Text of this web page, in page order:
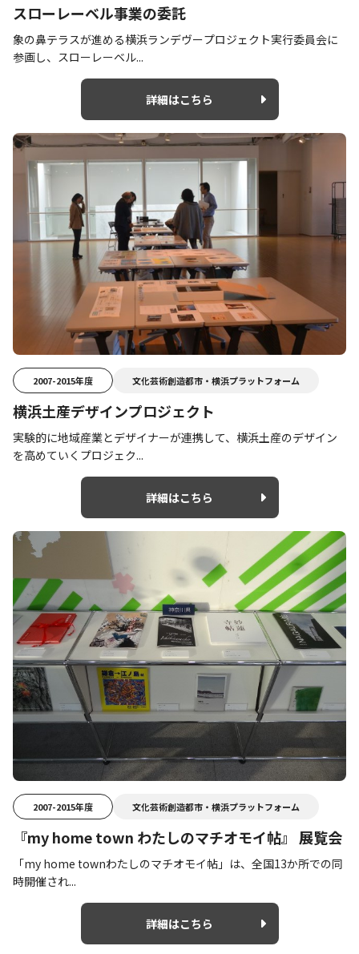
スローレーベル事業の委託
象の鼻テラスが進める横浜ランデヴープロジェクト実行委員会に
参画し、スローレーベル...
詳細はこちら
2007-2015年度 文化芸術創造都市・横浜プラットフォーム
横浜土産デザインプロジェクト
実験的に地域産業とデザイナーが連携して、横浜土産のデザイン
を高めていくプロジェク...
詳細はこちら
2007-2015年度 文化芸術創造都市・横浜プラットフォーム
『my home town わたしのマチオモイ帖』 展覧会
「my home townわたしのマチオモイ帖」は、全国13か所での同
時開催され...
詳細はこちら